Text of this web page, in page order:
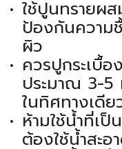
ใช้ปูนทรายผ
ป้องกันความ
ผิว
ควรปูกระเบื้อ
ประมาณ 3-5
ในทิศทางเดี
ห้ามใช้น้ำที่เ
ต้องใช้น้ำสะอ